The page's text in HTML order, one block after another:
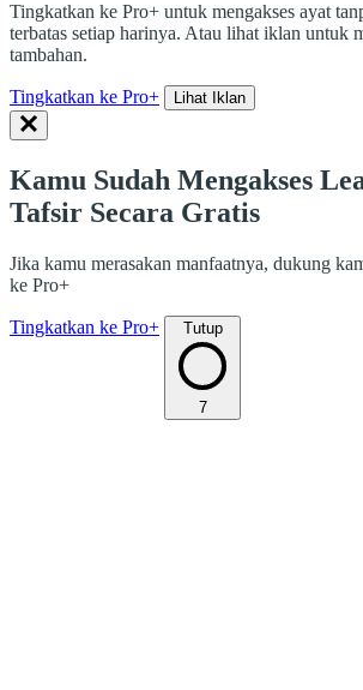
Tingkatkan ke Pro+ untuk mengakses ayat
terbatas setiap harinya. Atau lihat iklan untuk
tambahan.
Tingkatkan ke Pro+ Lihat Iklan
Kamu Sudah Mengakses
Tafsir Secara Gratis
Jika kamu merasakan manfaatnya, dukung
ke Pro+
Tingkatkan ke Pro+ Tutup
7